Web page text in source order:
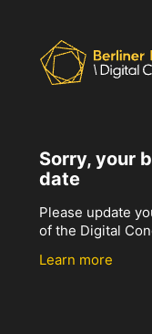
Sorry, your
date
Please update
of the Digital
Learn more